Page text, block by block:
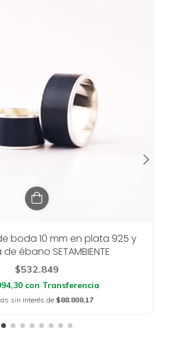
boda 10 mm en plata 925 y
ébano SETAMBIENTE
$532.849
con Transferencia
sin interés de $88.808,17